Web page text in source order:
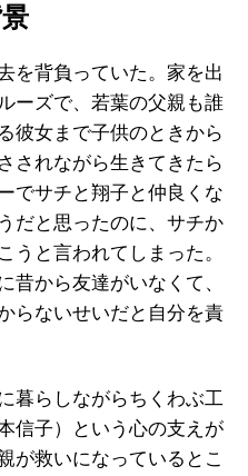
を背負っていた。家を出
ーズで、若葉の父親も誰
彼女まで子供のときから
されながら生きてきたら
でサチと翔子と仲良くな
だと思ったのに、サチか
うと言われてしまった。
昔から友達がいなくて、
らないせいだと自分を責
暮らしながらちくわぶ工
信子）という心の支えが
が救いになっているとこ